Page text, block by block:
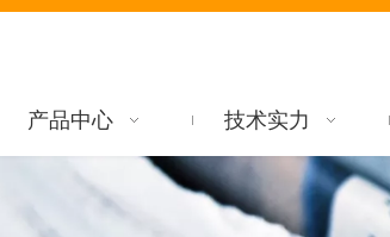
产品中心 技术实力